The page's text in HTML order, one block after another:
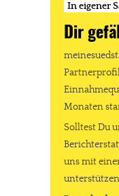
In eigener
Dir
Monaten
Solltest Du
uns mit